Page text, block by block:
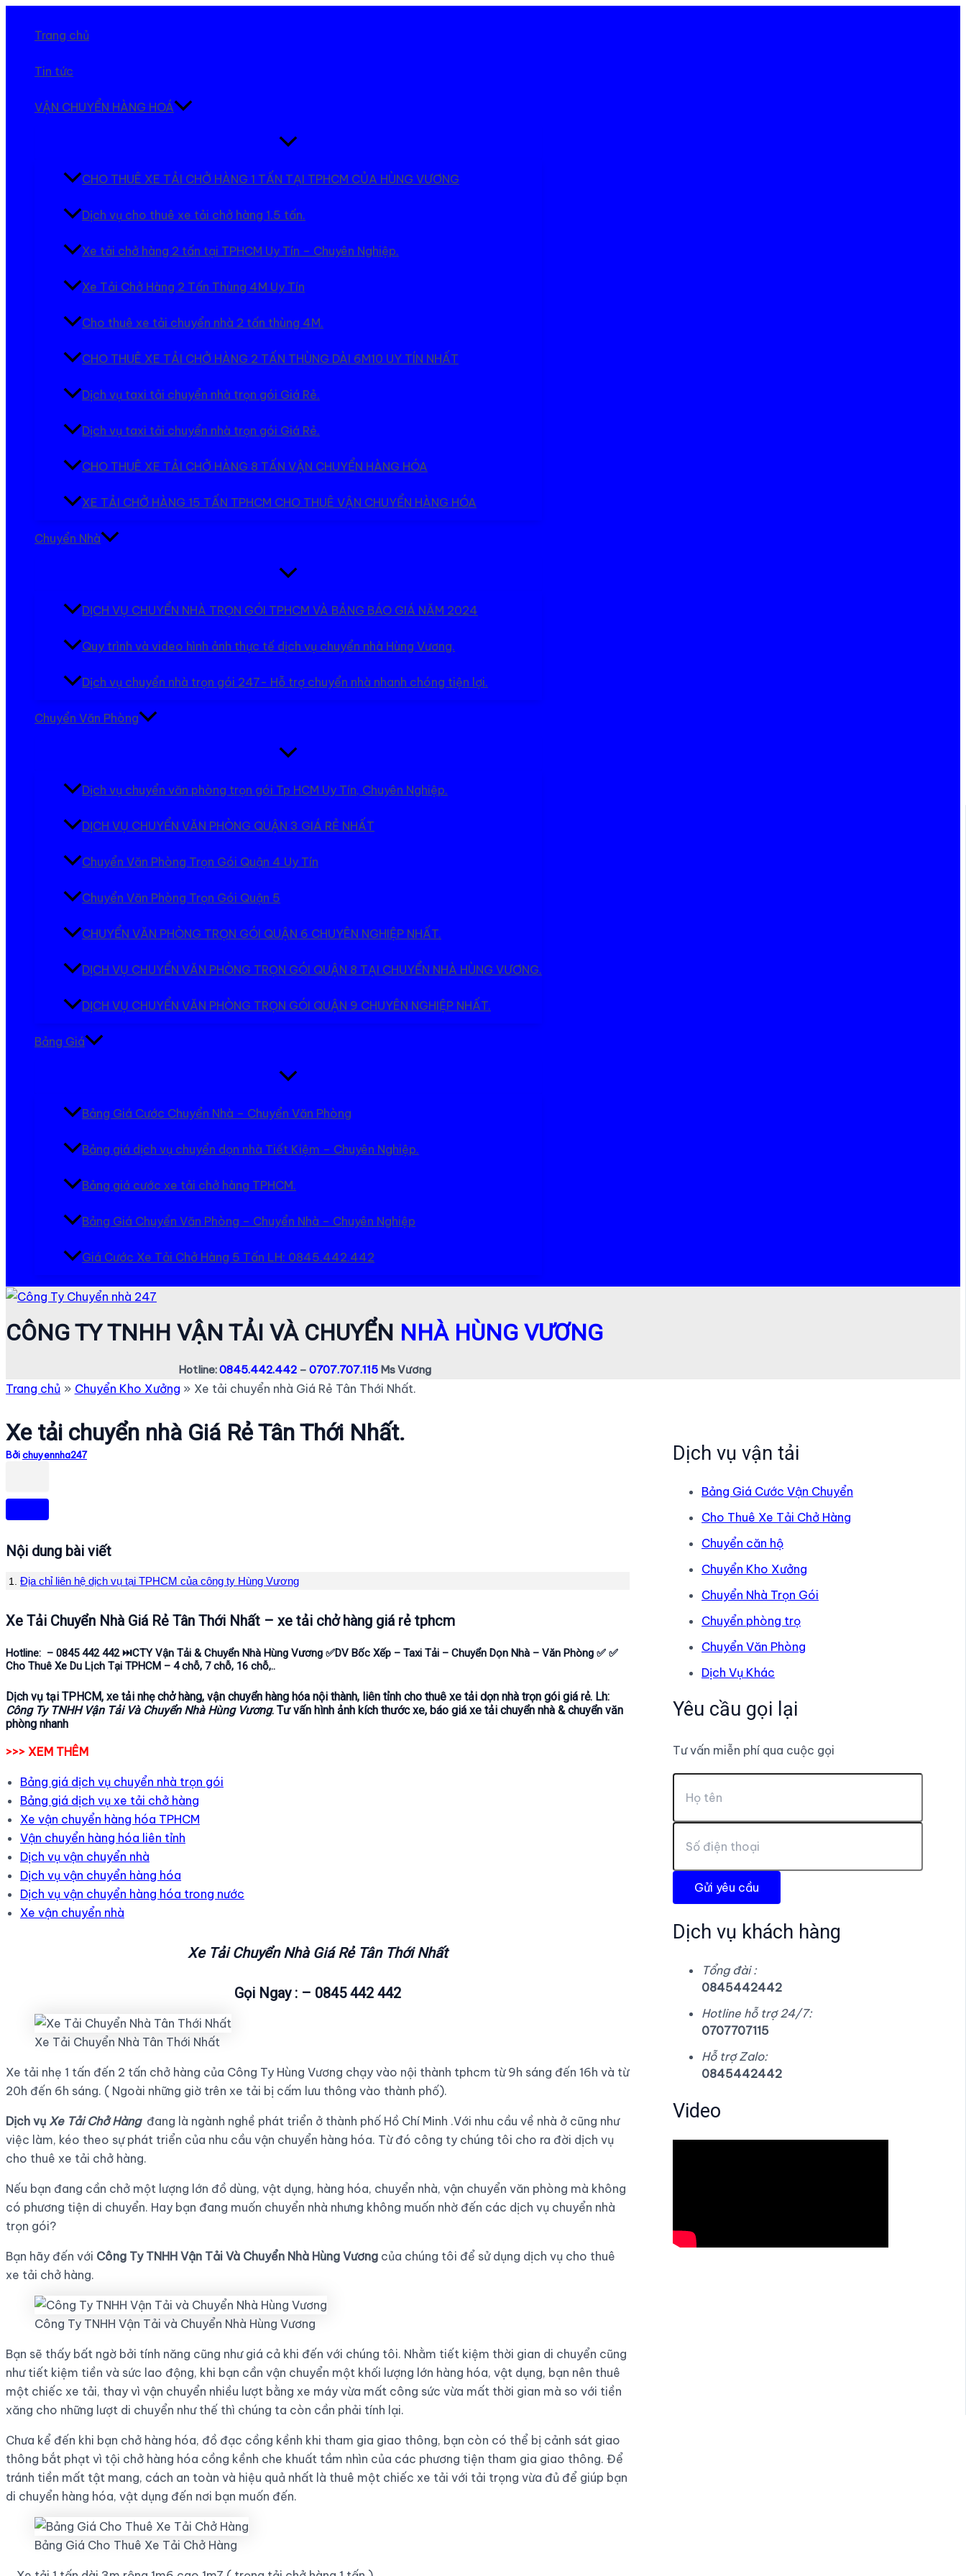
Trang chủ
Tin tức
VẬN CHUYỂN HÀNG HOÁ
Bật/tắt
CHO THUÊ XE TẢI CHỞ HÀNG 1 TẤN TẠI TPHCM CỦA HÙNG VƯƠNG
Dịch vụ cho thuê xe tải chở hàng 1.5 tấn.
Xe tải chở hàng 2 tấn tại TPHCM Uy Tín – Chuyên Nghiệp.
Xe Tải Chở Hàng 2 Tấn Thùng 4M Uy Tín
Cho thuê xe tải chuyển nhà 2 tấn thùng 4M.
CHO THUÊ XE TẢI CHỞ HÀNG 2 TẤN THÙNG DÀI 6M10 UY TÍN NHẤT
Dịch vụ taxi tải chuyển nhà trọn gói Giá Rẻ.
Dịch vụ taxi tải chuyển nhà trọn gói Giá Rẻ.
CHO THUÊ XE TẢI CHỞ HÀNG 8 TẤN VẬN CHUYỂN HÀNG HÓA
XE TẢI CHỞ HÀNG 15 TẤN TPHCM CHO THUÊ VẬN CHUYỂN HÀNG HÓA
Chuyển Nhà
Bật/tắt
DỊCH VỤ CHUYỂN NHÀ TRỌN GÓI TPHCM VÀ BẢNG BÁO GIÁ NĂM 2024
Quy trình và video hình ảnh thực tế dịch vụ chuyển nhà Hùng Vương.
Dịch vụ chuyển nhà trọn gói 247- Hỗ trợ chuyển nhà nhanh chóng tiện lợi.
Chuyển Văn Phòng
Bật/tắt
Dịch vụ chuyển văn phòng trọn gói Tp HCM Uy Tín, Chuyên Nghiệp.
DỊCH VỤ CHUYỂN VĂN PHÒNG QUẬN 3 GIÁ RẺ NHẤT
Chuyển Văn Phòng Trọn Gói Quận 4 Uy Tín
Chuyển Văn Phòng Trọn Gói Quận 5
CHUYỂN VĂN PHÒNG TRỌN GÓI QUẬN 6 CHUYÊN NGHIỆP NHẤT.
DỊCH VỤ CHUYỂN VĂN PHÒNG TRỌN GÓI QUẬN 8 TẠI CHUYỂN NHÀ HÙNG VƯƠNG.
DỊCH VỤ CHUYỂN VĂN PHÒNG TRỌN GÓI QUẬN 9 CHUYÊN NGHIỆP NHẤT.
Bảng Giá
Bật/tắt
Bảng Giá Cước Chuyển Nhà – Chuyển Văn Phòng
Bảng giá dịch vụ chuyển dọn nhà Tiết Kiệm – Chuyên Nghiệp.
Bảng giá cước xe tải chở hàng TPHCM.
Bảng Giá Chuyển Văn Phòng – Chuyển Nhà – Chuyên Nghiệp
Giá Cước Xe Tải Chở Hàng 5 Tấn LH: 0845.442.442
CÔNG TY TNHH VẬN TẢI VÀ CHUYỂN NHÀ HÙNG VƯƠNG
Hotline:0845.442.442– 0707.707.115Ms Vương
Trang chủ Chuyển Kho Xưởng Xe tải chuyển nhà Giá Rẻ Tân Thới Nhất.
Xe tải chuyển nhà Giá Rẻ Tân Thới Nhất.
Bởichuyennha247
Nội dung bài viết
Địa chỉ liên hệ dịch vụ tại TPHCM của công ty Hùng Vương
Xe Tải Chuyển Nhà Giá Rẻ Tân Thới Nhất – xe tải chở hàng giá rẻ tphcm
Hotline: – 0845 442 442 ⏭️CTY Vận Tải & Chuyển Nhà Hùng Vương ✅DV Bốc Xếp – Taxi Tải – Chuyển Dọn Nhà – Văn Phòng ✅ ✅
Cho Thuê Xe Du Lịch Tại TPHCM – 4 chỗ, 7 chỗ, 16 chỗ,..
Dịch vụ tại TPHCM, xe tải nhẹ chở hàng, vận chuyển hàng hóa nội thành, liên tỉnh cho thuê xe tải dọn nhà trọn gói giá rẻ. Lh:
Công Ty TNHH Vận Tải Và Chuyển Nhà Hùng Vương. Tư vấn hình ảnh kích thước xe, báo giá xe tải chuyển nhà & chuyển văn
phòng nhanh
>>> XEM THÊM
Bảng giá dịch vụ chuyển nhà trọn gói
Bảng giá dịch vụ xe tải chở hàng
Xe vận chuyển hàng hóa TPHCM
Vận chuyển hàng hóa liên tỉnh
Dịch vụ vận chuyển nhà
Dịch vụ vận chuyển hàng hóa
Dịch vụ vận chuyển hàng hóa trong nước
Xe vận chuyển nhà
Xe Tải Chuyển Nhà Giá Rẻ Tân Thới Nhất
Gọi Ngay : – 0845 442 442
Xe Tải Chuyển Nhà Tân Thới Nhất
Xe tải nhẹ 1 tấn đến 2 tấn chở hàng của Công Ty Hùng Vương chạy vào nội thành tphcm từ 9h sáng đến 16h và từ
20h đến 6h sáng. ( Ngoài những giờ trên xe tải bị cấm lưu thông vào thành phố).
Dịch vụ Xe Tải Chở Hàng đang là ngành nghề phát triển ở thành phố Hồ Chí Minh .Với nhu cầu về nhà ở cũng như
việc làm, kéo theo sự phát triển của nhu cầu vận chuyển hàng hóa. Từ đó công ty chúng tôi cho ra đời dịch vụ
cho thuê xe tải chở hàng.
Nếu bạn đang cần chở một lượng lớn đồ dùng, vật dụng, hàng hóa, chuyển nhà, vận chuyển văn phòng mà không
có phương tiện di chuyển. Hay bạn đang muốn chuyển nhà nhưng không muốn nhờ đến các dịch vụ chuyển nhà
trọn gói?
Bạn hãy đến với Công Ty TNHH Vận Tải Và Chuyển Nhà Hùng Vương của chúng tôi để sử dụng dịch vụ cho thuê
xe tải chở hàng.
Công Ty TNHH Vận Tải và Chuyển Nhà Hùng Vương
Bạn sẽ thấy bất ngờ bởi tính năng cũng như giá cả khi đến với chúng tôi. Nhằm tiết kiệm thời gian di chuyển cũng
như tiết kiệm tiền và sức lao động, khi bạn cần vận chuyển một khối lượng lớn hàng hóa, vật dụng, bạn nên thuê
một chiếc xe tải, thay vì vận chuyển nhiều lượt bằng xe máy vừa mất công sức vừa mất thời gian mà so với tiền
xăng cho những lượt di chuyển như thế thì chúng ta còn cần phải tính lại.
Chưa kể đến khi bạn chở hàng hóa, đồ đạc cồng kềnh khi tham gia giao thông, bạn còn có thể bị cảnh sát giao
thông bắt phạt vì tội chở hàng hóa cồng kềnh che khuất tầm nhìn của các phương tiện tham gia giao thông. Để
tránh tiền mất tật mang, cách an toàn và hiệu quả nhất là thuê một chiếc xe tải với tải trọng vừa đủ để giúp bạn
di chuyển hàng hóa, vật dụng đến nơi bạn muốn đến.
Bảng Giá Cho Thuê Xe Tải Chở Hàng
Dịch vụ vận tải
Bảng Giá Cước Vận Chuyển
Cho Thuê Xe Tải Chở Hàng
Chuyển căn hộ
Chuyển Kho Xưởng
Chuyển Nhà Trọn Gói
Chuyển phòng trọ
Chuyển Văn Phòng
Dịch Vụ Khác
Yêu cầu gọi lại
Tư vấn miễn phí qua cuộc gọi
Dịch vụ khách hàng
Tổng đài :
0845442442
Hotline hỗ trợ 24/7:
0707707115
Hỗ trợ Zalo:
0845442442
Video